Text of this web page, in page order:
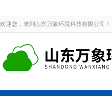
欢迎您，来到山东万象环境科技有限公司！